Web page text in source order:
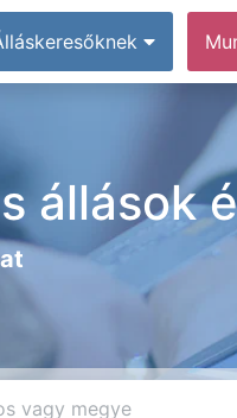
állások